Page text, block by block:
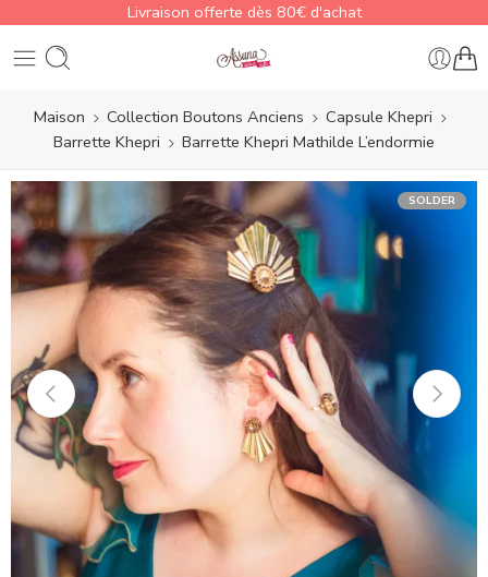
Livraison offerte dès 80€ d'achat
Maison Collection Boutons Anciens
Capsule Khepri
Barrette Khepri
Barrette Khepri Mathilde L’endormie
SOLDER